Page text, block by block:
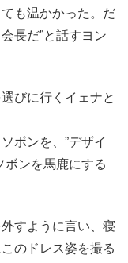
も温かかった。だ
長だ”と話すヨン
びに行くイェナと
ボンを、”デザイ
ボンを馬鹿にする
すように言い、寝
のドレス姿を撮る